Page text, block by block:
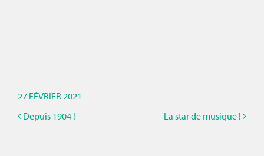
27 FÉVRIER 2021
Depuis 1904 !
La star de musique !